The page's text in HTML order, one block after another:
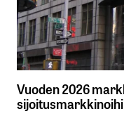
Vuoden 2026